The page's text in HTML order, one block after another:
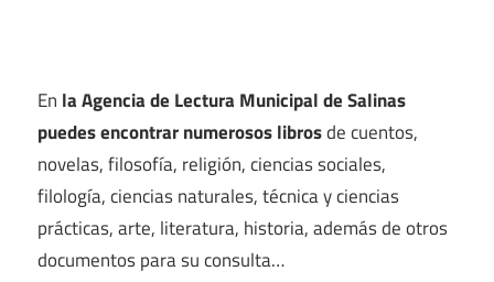
En la Agencia de Lectura Municipal de Salinas
puedes encontrar numerosos librosde cuentos,
novelas, filosofía, religión, ciencias sociales,
filología, ciencias naturales, técnica y ciencias
prácticas, arte, literatura, historia, además de otros
documentos para su consulta…